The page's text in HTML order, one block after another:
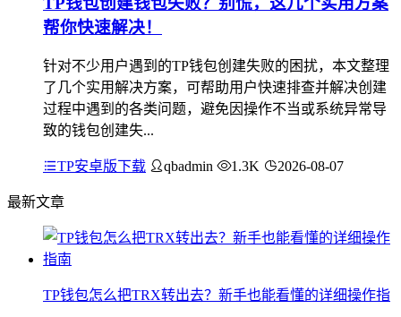
帮你快速解决！
针对不少用户遇到的TP钱包创建失败的困扰，本文整理
了几个实用解决方案，可帮助用户快速排查并解决创建
过程中遇到的各类问题，避免因操作不当或系统异常导
致的钱包创建失...
TP安卓版下载 qbadmin 1.3K 2026-08-07
最新文章
TP钱包怎么把TRX转出去？新手也能看懂的详细操作指